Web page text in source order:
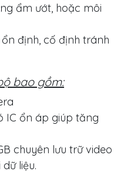
ẩm ướt, hoặc môi
định, cố định tránh
bao gồm:
IC ổn áp giúp tăng
chuyên lưu trữ video
liệu.